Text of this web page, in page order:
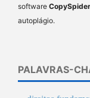
software CopySpider
autoplágio.
PALAVRAS-